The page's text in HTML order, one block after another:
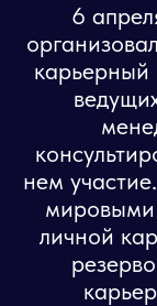
6
карьерный
нем
мировыми
личной